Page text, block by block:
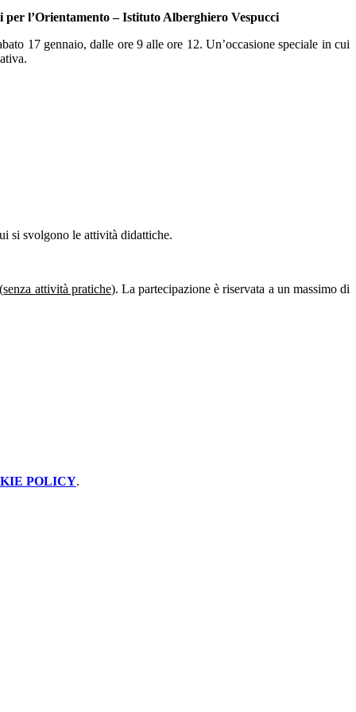
l’Orientamento – Istituto Alberghiero Vespucci
17 gennaio, dalle ore 9 alle ore 12. Un’occasione speciale in cui
si svolgono le attività didattiche.
senza attività pratiche). La partecipazione è riservata a un massimo di
POLICY.